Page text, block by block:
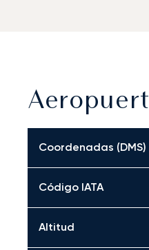
Coordenadas (DMS)
Código IATA
Altitud